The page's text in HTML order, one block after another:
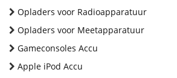
Opladers voor Radioapparatuur
Opladers voor Meetapparatuur
Gameconsoles Accu
Apple iPod Accu